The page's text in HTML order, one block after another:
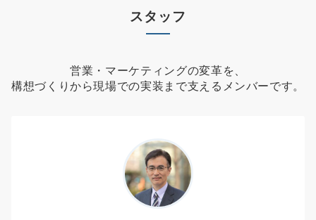
スタッフ
営業・マーケティングの変革を、
構想づくりから現場での実装まで支えるメンバーです。